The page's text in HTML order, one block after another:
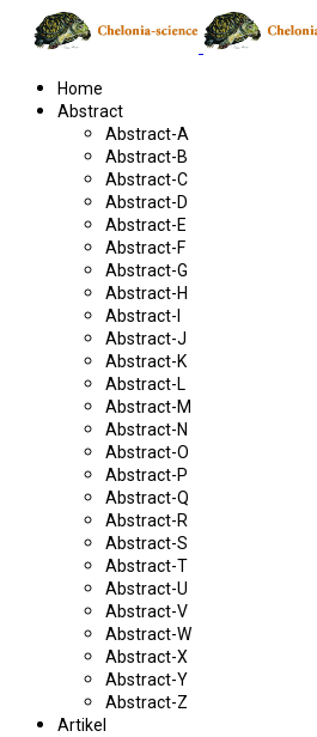
Home
Abstract
Abstract-A
Abstract-B
Abstract-C
Abstract-D
Abstract-E
Abstract-F
Abstract-G
Abstract-H
Abstract-I
Abstract-J
Abstract-K
Abstract-L
Abstract-M
Abstract-N
Abstract-O
Abstract-P
Abstract-Q
Abstract-R
Abstract-S
Abstract-T
Abstract-U
Abstract-V
Abstract-W
Abstract-X
Abstract-Y
Abstract-Z
Artikel